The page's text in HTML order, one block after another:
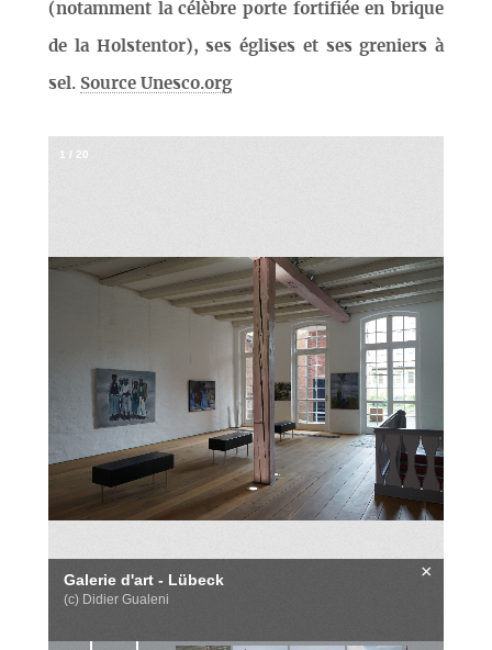
(notamment la célèbre porte fortifiée en brique
de la Holstentor), ses églises et ses greniers à
sel. Source Unesco.org
Galerie d'art - Lübeck
(c) Didier Gualeni
×
1 / 20